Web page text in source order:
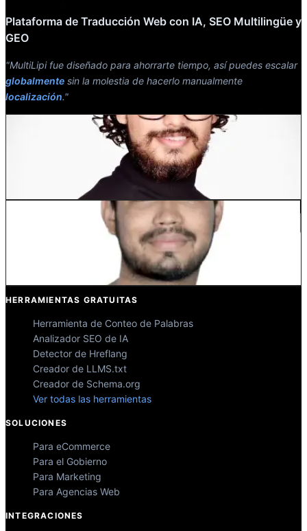
Plataforma de Traducción Web con IA, SEO Multilingüe y
GEO
"MultiLipi fue diseñado para ahorrarte tiempo, así puedes escalar
globalmente sin la molestia de hacerlo manualmente
localización."
Co-fundador @MultiLipi
Kunal Singh Shekhawat
HERRAMIENTAS GRATUITAS
Herramienta de Conteo de Palabras
Analizador SEO de IA
Detector de Hreflang
Creador de LLMS.txt
Creador de Schema.org
Ver todas las herramientas
SOLUCIONES
Para eCommerce
Para el Gobierno
Para Marketing
Para Agencias Web
INTEGRACIONES